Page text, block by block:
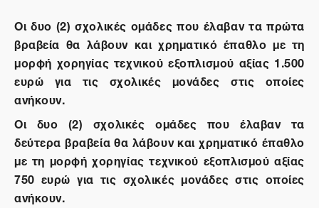
Οι δυο (2) σχολικές ομάδες που έλαβαν τα πρώτα
βραβεία θα λάβουν και χρηματικό έπαθλο με τη
μορφή χορηγίας τεχνικού εξοπλισμού αξίας 1.500
ευρώ για τις σχολικές μονάδες στις οποίες
ανήκουν.
Οι δυο (2) σχολικές ομάδες που έλαβαν τα
δεύτερα βραβεία θα λάβουν και χρηματικό έπαθλο
με τη μορφή χορηγίας τεχνικού εξοπλισμού αξίας
750 ευρώ για τις σχολικές μονάδες στις οποίες
ανήκουν.